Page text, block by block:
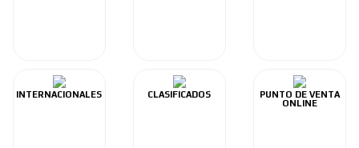
INTERNACIONALES CLASIFICADOS
PUNTO DE VENTA
ONLINE